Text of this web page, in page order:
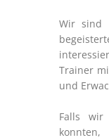
Wir sind
Trainer
und
Falls wir